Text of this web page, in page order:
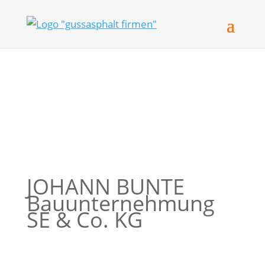
JOHANN BUNTE
Bauunternehmung
SE & Co. KG